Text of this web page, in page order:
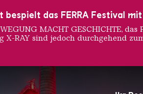
bespielt das FERRA Festival
MACHT GESCHICHTE,
RAY sind jedoch durchgehend